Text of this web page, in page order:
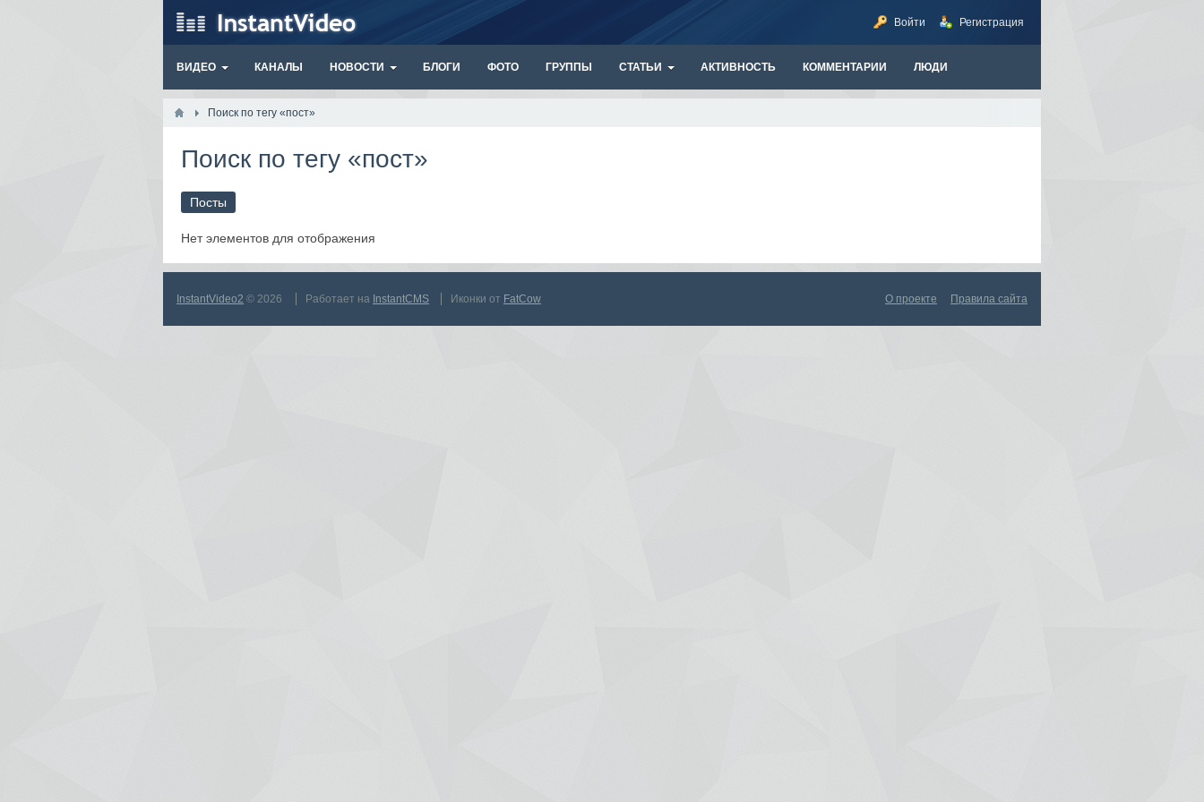
Войти Регистрация
ВИДЕО КАНАЛЫ НОВОСТИ БЛОГИ ФОТО ГРУППЫ СТАТЬИ АКТИВНОСТЬ КОММЕНТАРИИ ЛЮДИ
Поиск по тегу «пост»
Поиск по тегу «пост»
Посты
Нет элементов для отображения
InstantVideo2 © 2026 Работает на InstantCMS Иконки от FatCow О проекте Правила сайта